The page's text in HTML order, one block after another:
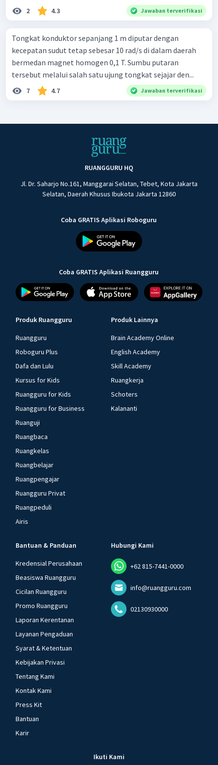
2 4.3 Jawaban terverifikasi
Tongkat konduktor sepanjang 1 m diputar dengan
kecepatan sudut tetap sebesar 10 rad/s di dalam daerah
bermedan magnet homogen 0,1 T. Sumbu putaran
tersebut melalui salah satu ujung tongkat sejajar den...
7 4.7 Jawaban terverifikasi
RUANGGURU HQ
Jl. Dr. Saharjo No.161, Manggarai Selatan, Tebet, Kota Jakarta
Selatan, Daerah Khusus Ibukota Jakarta 12860
Coba GRATIS Aplikasi Roboguru
Coba GRATIS Aplikasi Ruangguru
Produk Ruangguru
Ruangguru
Roboguru Plus
Dafa dan Lulu
Kursus for Kids
Ruangguru for Kids
Ruangguru for Business
Ruanguji
Ruangbaca
Ruangkelas
Ruangbelajar
Ruangpengajar
Ruangguru Privat
Ruangpeduli
Airis
Produk Lainnya
Brain Academy Online
English Academy
Skill Academy
Ruangkerja
Schoters
Kalananti
Bantuan & Panduan
Kredensial Perusahaan
Beasiswa Ruangguru
Cicilan Ruangguru
Promo Ruangguru
Laporan Kerentanan
Layanan Pengaduan
Syarat & Ketentuan
Kebijakan Privasi
Tentang Kami
Kontak Kami
Press Kit
Bantuan
Karir
Hubungi Kami
+62 815-7441-0000
info@ruangguru.com
02130930000
Ikuti Kami